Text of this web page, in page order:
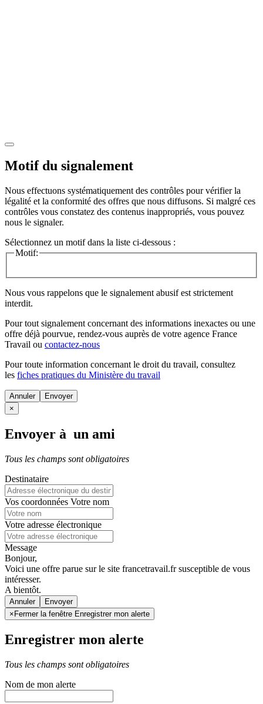
Motif du signalement
Nous effectuons systématiquement des contrôles pour vérifier la
légalité et la conformité des offres que nous diffusons. Si malgré ces
contrôles vous constatez des contenus inappropriés, vous pouvez
nous le signaler.
Sélectionnez un motif dans la liste ci-dessous :
Motif:
Nous vous rappelons que le signalement abusif est strictement
interdit.
Pour tout signalement concernant des informations inexactes ou une
offre déjà pourvue, rendez-vous auprès de votre agence France
Travail ou contactez-nous
Pour toute information concernant le droit du travail, consultez
les fiches pratiques du Ministère du travail
Annuler
×
Envoyer à un ami
Tous les champs sont obligatoires
Destinataire
Vos coordonnées Votre nom
Votre adresse électronique
Message
Bonjour,
Voici une offre parue sur le site francetravail.fr susceptible de vous
intéresser.
A bientôt.
Annuler
× Fermer la fenêtre Enregistrer mon alerte
Enregistrer mon alerte
Tous les champs sont obligatoires
Nom de mon alerte